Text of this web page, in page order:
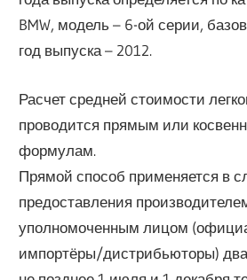
BMW, модель – 6-ой серии,
год выпуска – 2012.
Расчет средней стоимости
проводится прямым или
формулам.
Прямой способ применяется в
предоставления
уполномоченным лицом
импортёры/дистрибьюторы)